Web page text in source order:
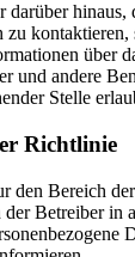
darüber
zu kontaktieren,
über
und andere
Stelle
Richtlinie
den Bereich
Betreiber in